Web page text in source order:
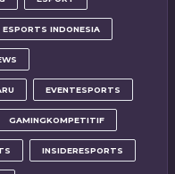
ESPORTS INDONESIA
EVENTESPORTS
GAMINGKOMPETITIF
INSIDERESPORTS